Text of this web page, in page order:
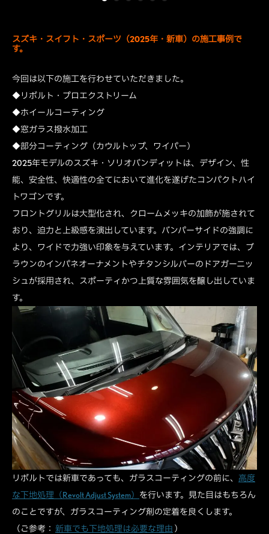
スズキ・スイフト・スポーツ （2025年・新車）の施工事例で
す。
今回は以下の施工を行わせていただきました。
◆リボルト・プロエクストリーム
◆ホイールコーティング
◆窓ガラス撥水加工
◆部分コーティング（カウルトップ、ワイパー）
2025年モデルのスズキ・ ソ リオバンディ ッ ト は、 デザイン、 性
能、 安全性、 快適性の全てにおいて進化を遂げたコンパクトハイ
トワゴンです。
フロントグリルは大型化され、 クロームメッキの加飾が施されて
おり、 迫力と 上級感を演出 しています。 バンパーサイドの強調 に
より、
ワイドで力強い印象を与えています。 インテリアでは、 ブ
ラウンのインパネオーナメン トやチタンシルバーの ドアガーニッ
シュが採用 され、 スポーティ かつ 上質な雰囲気を醸し出していま
す。
リボルトでは新車であっても、ガラスコーティングの前に、 高度
な下地処理（Revolt Adjust System） を行います。見た目はもちろん
のことですが、ガラスコーティング剤の定着を良くします。
（ご参考： 新車でも下地処理は必要な理由 ）